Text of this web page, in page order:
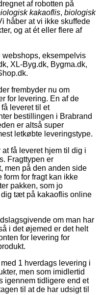
af robotten på
kakaoflis, biologisk
håber at vi ikke skuffede
og at ét eller flere af
eksempelvis
XL-Byg.dk, Bygma.dk,
frembyder nu om
for levering. En af de
leveret til et
bestillingen i Brabrand
er altså super
letkøbte leveringstype.
få leveret hjem til dig i
Fragttypen er
men på den anden side
for fragt kan ikke
pakken, som jo
tæt på kakaoflis online
om man har
i det øjemed er det helt
for levering for
1 hverdags levering i
men som imidlertid
igennem tidligere end et
til at de har udsigt til